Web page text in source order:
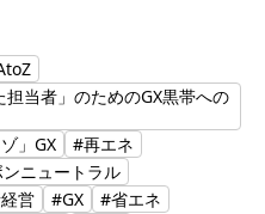
当者」のためのGX黒帯への
」GX
#再エネ
ニュートラル
営 #GX
#省エネ